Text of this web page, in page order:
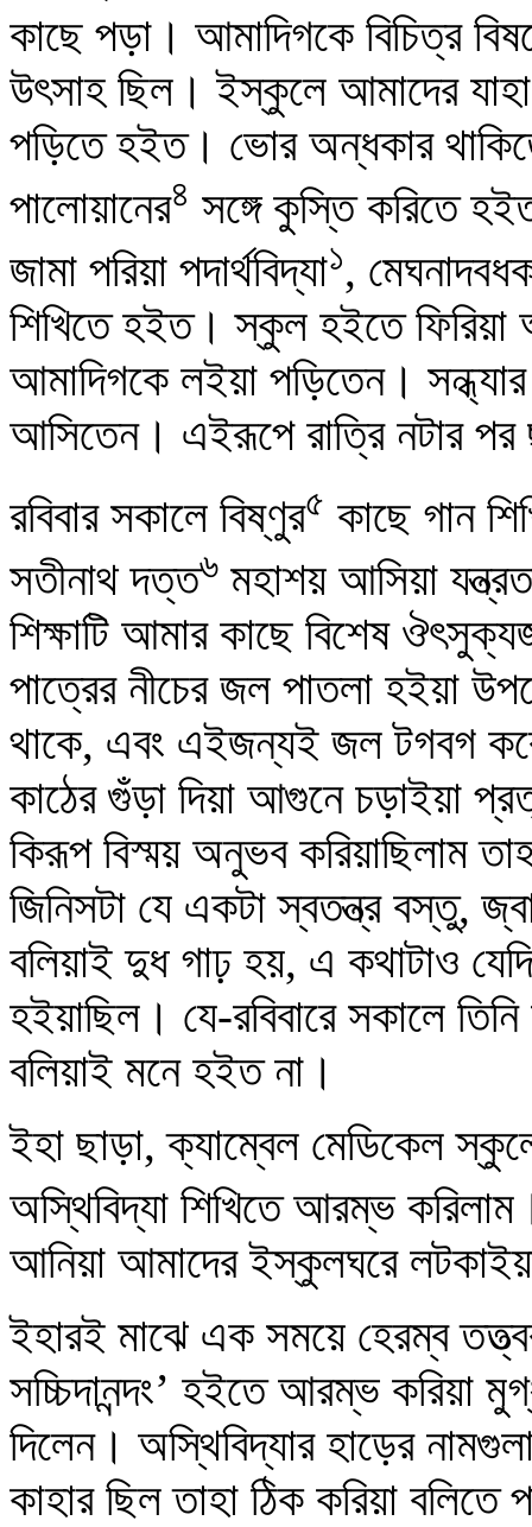
কাছে পড়া। আমাদিগকে বিচিত্র
উৎসাহ ছিল। ইস্কুলে আমাদের যাহা
পড়িতে হইত। ভোর অন্ধকার
পালোয়ানের৪ সঙ্গে কুস্তি করিতে
জামা পরিয়া পদার্থবিদ্যা১,
শিখিতে হইত। স্কুল হইতে ফিরিয়া
আমাদিগকে লইয়া পড়িতেন।
আসিতেন। এইরূপে রাত্রি নটার পর
রবিবার সকালে বিষ্ণুর৫ কাছে গান
সতীনাথ দত্ত৬ মহাশয় আসিয়া
শিক্ষাটি আমার কাছে বিশেষ
পাত্রের নীচের জল পাতলা হইয়া
থাকে, এবং এইজন্যই জল টগবগ
কাঠের গুঁড়া দিয়া আগুনে চড়াইয়া
কিরূপ বিস্ময় অনুভব করিয়াছিলাম
জিনিসটা যে একটা স্বতন্ত্র বস্তু,
বলিয়াই দুধ গাঢ় হয়, এ কথাটাও
হইয়াছিল। যে-রবিবারে সকালে
বলিয়াই মনে হইত না।
ইহা ছাড়া, ক্যাম্বেল মেডিকেল
অস্থিবিদ্যা শিখিতে আরম্ভ
আনিয়া আমাদের ইস্কুলঘরে
ইহারই মাঝে এক সময়ে হেরম্ব
সচ্চিদানন্দং’ হইতে আরম্ভ করিয়া
দিলেন। অস্থিবিদ্যার হাড়ের
কাহার ছিল তাহা ঠিক করিয়া